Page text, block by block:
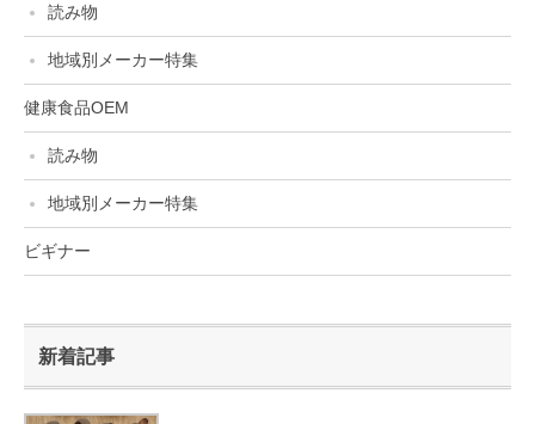
読み物
地域別メーカー特集
健康食品OEM
読み物
地域別メーカー特集
ビギナー
新着記事